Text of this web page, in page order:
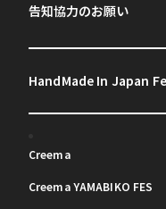
告知協力のお願い
HandMade In Japan
Creema
Creema YAMABIKO FES